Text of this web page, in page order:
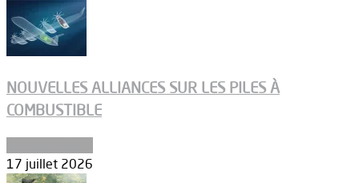
NOUVELLES ALLIANCES SUR LES PILES À
COMBUSTIBLE
17 juillet 2026